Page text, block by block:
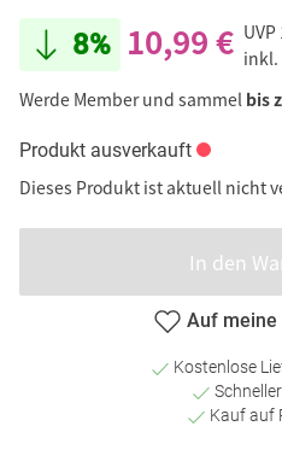
8% 10,99 € UVP
inkl.
Werde Member und sammel bis
Produkt ausverkauft
Dieses Produkt ist aktuell nicht
In den
Auf meine
Kostenlose
Kauf auf